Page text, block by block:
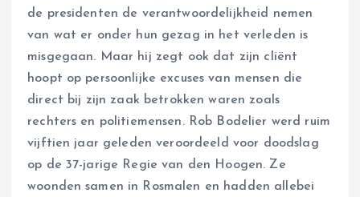
de presidenten de verantwoordelijkheid nemen
van wat er onder hun gezag in het verleden is
misgegaan. Maar hij zegt ook dat zijn cliënt
hoopt op persoonlijke excuses van mensen die
direct bij zijn zaak betrokken waren zoals
rechters en politiemensen. Rob Bodelier werd ruim
vijftien jaar geleden veroordeeld voor doodslag
op de 37-jarige Regie van den Hoogen. Ze
woonden samen in Rosmalen en hadden allebei